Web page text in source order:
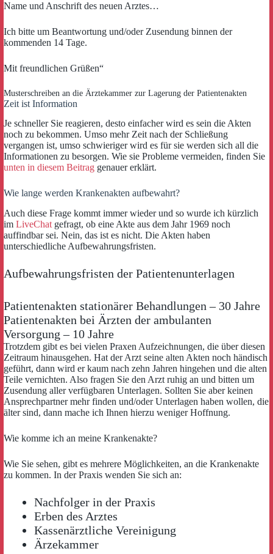
Name und Anschrift des neuen Arztes…
Ich bitte um Beantwortung und/oder Zusendung binnen der
kommenden 14 Tage.
Mit freundlichen Grüßen“
Musterschreiben an die Ärztekammer zur Lagerung der Patientenakten
Zeit ist Information
Je schneller Sie reagieren, desto einfacher wird es sein die Akten
noch zu bekommen. Umso mehr Zeit nach der Schließung
vergangen ist, umso schwieriger wird es für sie werden sich all die
Informationen zu besorgen. Wie sie Probleme vermeiden, finden Sie
unten in diesem Beitrag genauer erklärt.
Wie lange werden Krankenakten aufbewahrt?
Auch diese Frage kommt immer wieder und so wurde ich kürzlich
im LiveChat gefragt, ob eine Akte aus dem Jahr 1969 noch
auffindbar sei. Nein, das ist es nicht. Die Akten haben
unterschiedliche Aufbewahrungsfristen.
Aufbewahrungsfristen der Patientenunterlagen
Patientenakten stationärer Behandlungen – 30 Jahre
Patientenakten bei Ärzten der ambulanten
Versorgung – 10 Jahre
Trotzdem gibt es bei vielen Praxen Aufzeichnungen, die über diesen
Zeitraum hinausgehen. Hat der Arzt seine alten Akten noch händisch
geführt, dann wird er kaum nach zehn Jahren hingehen und die alten
Teile vernichten. Also fragen Sie den Arzt ruhig an und bitten um
Zusendung aller verfügbaren Unterlagen. Sollten Sie aber keinen
Ansprechpartner mehr finden und/oder Unterlagen haben wollen, die
älter sind, dann mache ich Ihnen hierzu weniger Hoffnung.
Wie komme ich an meine Krankenakte?
Wie Sie sehen, gibt es mehrere Möglichkeiten, an die Krankenakte
zu kommen. In der Praxis wenden Sie sich an:
Nachfolger in der Praxis
Erben des Arztes
Kassenärztliche Vereinigung
Ärzekammer